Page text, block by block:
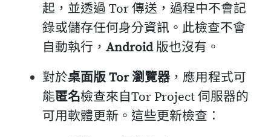
起，並透過 Tor 傳送，過程中不會記
錄或儲存任何身分資訊。此檢查不會
自動執行， Android版也沒有。
對於桌面版 Tor 瀏覽器 ，應用程式可
能匿名檢查來自Tor Project 伺服器的
可用軟體更新。這些更新檢查：